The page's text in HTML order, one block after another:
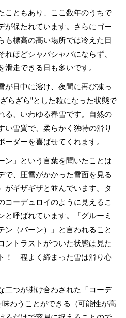
ともあり、ここ数年のうちで
が保たれています。さらにゴー
も標高の高い場所では冷えた日
ほどシャバシャバにならず、
走できる日も多いです。
日中に溶け、夜間に再び凍っ
ざら”とした粒になった状態で
る、いわゆる春雪です。自然の
い雪質で、柔らかく独特の滑り
ダーを喜ばせてくれます。
」という言葉を聞いたことは
、圧雪がかかった雪面を見る
がギザギザと並んでいます。タ
コーデュロイのように見えるこ
と呼ばれています。「グルーミ
ン（バーン）」と言われること
ントラストがついた状態は見た
！ 程よく締まった雪は滑り心
つが掛け合わされた「コーデ
わうことができる（可能性が高